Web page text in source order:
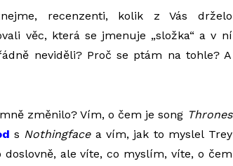
recenzenti, kolik z Vás drželo
věc, která se jmenuje „složka“ a v ní
neviděli? Proč se ptám na tohle? A
změnilo? Vím, o čem je song Thrones
s Nothingfacea vím, jak to myslel Trey
doslovně, ale víte, co myslím, víte, o čem